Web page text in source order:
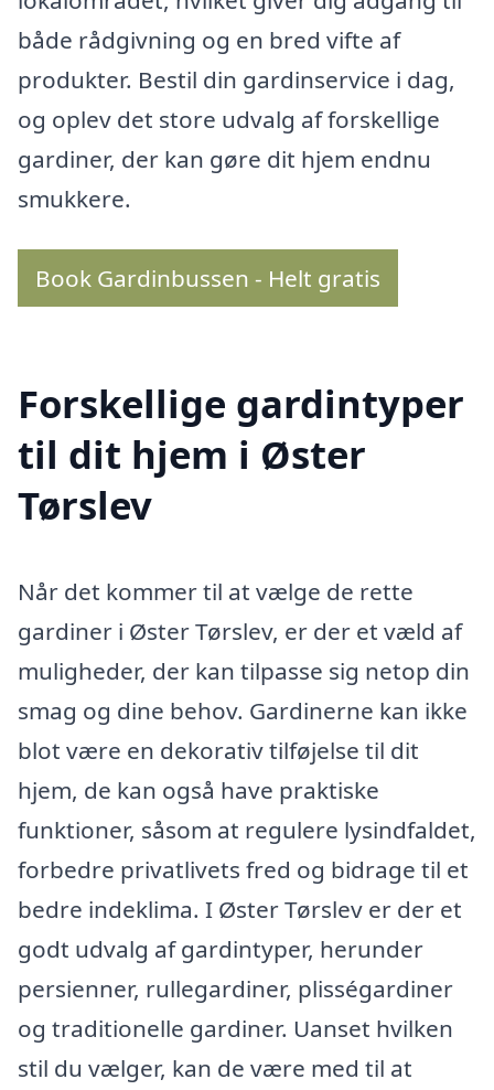
både rådgivning og en bred vifte af
produkter. Bestil din gardinservice i dag,
og oplev det store udvalg af forskellige
gardiner, der kan gøre dit hjem endnu
smukkere.
Book Gardinbussen - Helt gratis
Forskellige gardintyper
til dit hjem i Øster
Tørslev
Når det kommer til at vælge de rette
gardiner i Øster Tørslev, er der et væld af
muligheder, der kan tilpasse sig netop din
smag og dine behov. Gardinerne kan ikke
blot være en dekorativ tilføjelse til dit
hjem, de kan også have praktiske
funktioner, såsom at regulere lysindfaldet,
forbedre privatlivets fred og bidrage til et
bedre indeklima. I Øster Tørslev er der et
godt udvalg af gardintyper, herunder
persienner, rullegardiner, plisségardiner
og traditionelle gardiner. Uanset hvilken
stil du vælger, kan de være med til at